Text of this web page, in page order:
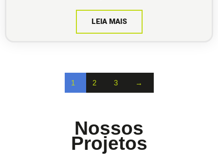
LEIA MAIS
1 2 3 →
Nossos
Projetos